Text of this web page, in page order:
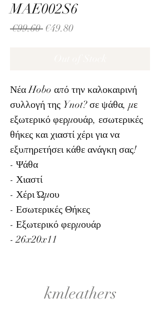
MAE002S6
€99.60 Regular
€49.80Sale
Νέα Hobo από την καλοκαιρινή
συλλογή της Ynot? σε ψάθα, με
εξωτερικό φερμουάρ, εσωτερικές
θήκες και χιαστί χέρι για να
εξυπηρετήσει κάθε ανάγκη σας!
- Ψάθα
- Χιαστί
- Χέρι Ώμου
- Εσωτερικές Θήκες
- Εξωτερικό φερμουάρ
- 26x20x11
kmleathers